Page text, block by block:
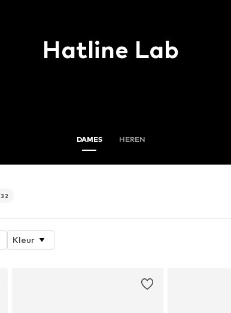
Hatline Lab
DAMES HEREN
32
Kleur